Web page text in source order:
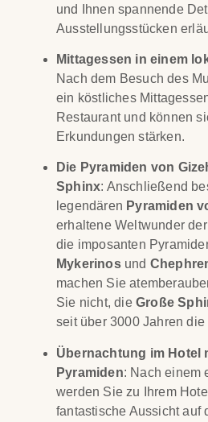
und Ihnen spannende
Ausstellungsstücken
Mittagessen in einem
Nach dem Besuch des
ein köstliches
Restaurant und können
Erkundungen stärken.
Die Pyramiden von
Sphinx: Anschließend
legendären Pyramiden
erhaltene Weltwunder
die imposanten
Mykerinosund
machen Sie
Sie nicht, die Große
seit über 3000 Jahren
Übernachtung im Hotel
Pyramiden: Nach einem
werden Sie zu Ihrem
fantastische Aussicht auf